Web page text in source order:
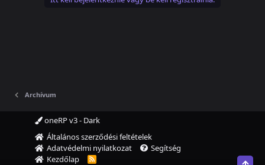
Archívum
oneRP v3 - Dark
Általános szerződési feltételek
Adatvédelmi nyilatkozat
Segítség
Kezdőlap
R